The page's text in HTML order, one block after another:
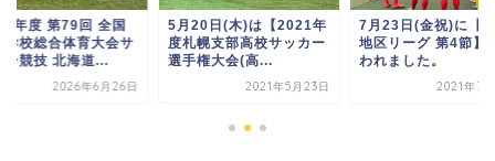
8年度 第79回 全国
学校総合体育大会サ
ー競技 北海道...
2026年6月26日
5月20日(木)は【2021年
度札幌支部高校サッカー
選手権大会(高...
2021年5月23日
7月23日(金祝)に【
地区リーグ 第4節】
われました。
2021年7